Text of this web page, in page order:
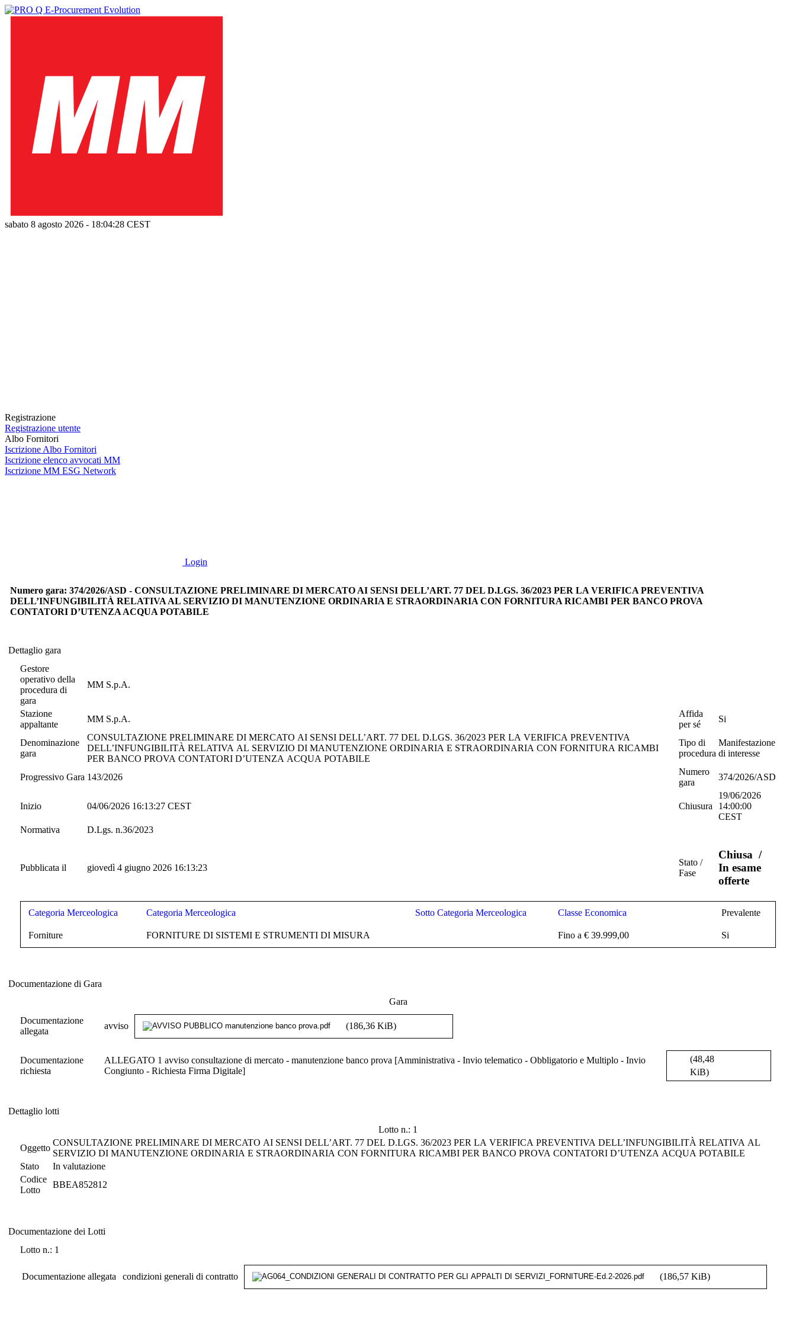
sabato 8 agosto 2026 - 18:04:28 CEST
Registrazione
Registrazione utente
Albo Fornitori
Iscrizione Albo Fornitori
Iscrizione elenco avvocati MM
Iscrizione MM ESG Network
Login
Numero gara: 374/2026/ASD - CONSULTAZIONE PRELIMINARE DI MERCATO AI SENSI DELL’ART. 77 DEL D.LGS. 36/2023 PER LA VERIFICA PREVENTIVA
DELL’INFUNGIBILITÀ RELATIVA AL SERVIZIO DI MANUTENZIONE ORDINARIA E STRAORDINARIA CON FORNITURA RICAMBI PER BANCO PROVA
CONTATORI D’UTENZA ACQUA POTABILE
Dettaglio gara
Gestore
operativo della
procedura di
gara
MM S.p.A.
Stazione
appaltante
MM S.p.A.
Affida
per sé
Si
Denominazione
gara
CONSULTAZIONE PRELIMINARE DI MERCATO AI SENSI DELL’ART. 77 DEL D.LGS. 36/2023 PER LA VERIFICA PREVENTIVA
DELL’INFUNGIBILITÀ RELATIVA AL SERVIZIO DI MANUTENZIONE ORDINARIA E STRAORDINARIA CON FORNITURA RICAMBI
PER BANCO PROVA CONTATORI D’UTENZA ACQUA POTABILE
Tipo di
procedura
Manifestazione
di interesse
Progressivo Gara 143/2026
Numero
gara
374/2026/ASD
Inizio 04/06/2026 16:13:27 CEST Chiusura
19/06/2026
14:00:00
CEST
Normativa
D.Lgs. n.36/2023
Pubblicata il giovedì 4 giugno 2026 16:13:23
Stato /
Fase
Chiusa /
In esame
offerte
Categoria Merceologica Categoria Merceologica Sotto Categoria Merceologica Classe Economica Prevalente
Forniture FORNITURE DI SISTEMI E STRUMENTI DI MISURA Fino a € 39.999,00 Si
Documentazione di Gara
Gara
Documentazione
allegata
avviso (186,36 KiB)
Documentazione
richiesta
ALLEGATO 1 avviso consultazione di mercato - manutenzione banco prova [Amministrativa - Invio telematico - Obbligatorio e Multiplo - Invio
Congiunto - Richiesta Firma Digitale]
(48,48
KiB)
Dettaglio lotti
Lotto n.: 1
Oggetto
CONSULTAZIONE PRELIMINARE DI MERCATO AI SENSI DELL’ART. 77 DEL D.LGS. 36/2023 PER LA VERIFICA PREVENTIVA DELL’INFUNGIBILITÀ RELATIVA AL
SERVIZIO DI MANUTENZIONE ORDINARIA E STRAORDINARIA CON FORNITURA RICAMBI PER BANCO PROVA CONTATORI D’UTENZA ACQUA POTABILE
Stato
In valutazione
Codice
Lotto
BBEA852812
Documentazione dei Lotti
Lotto n.: 1
Documentazione allegata condizioni generali di contratto (186,57 KiB)